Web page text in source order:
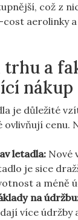
což z
aerolinky
trhu a
nákup
je⁢ důležité
ovlivňují cenu.
letadla: Nové⁤
je⁣ sice
a méně
na
více údržby⁢